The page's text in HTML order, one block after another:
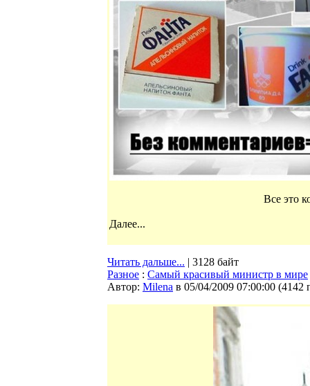
Все это
Далее...
Читать дальше... | 3128 байт
Разное : Самый красивый министр в мире
Автор: Milena в 05/04/2009 07:00:00 (4142